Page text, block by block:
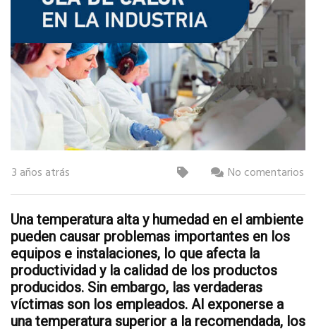
3 años atrás No comentarios
Una temperatura alta y humedad en el ambiente
pueden causar problemas importantes en los
equipos e instalaciones, lo que afecta la
productividad y la calidad de los productos
producidos. Sin embargo, las verdaderas
víctimas son los empleados. Al exponerse a
una temperatura superior a la recomendada, los